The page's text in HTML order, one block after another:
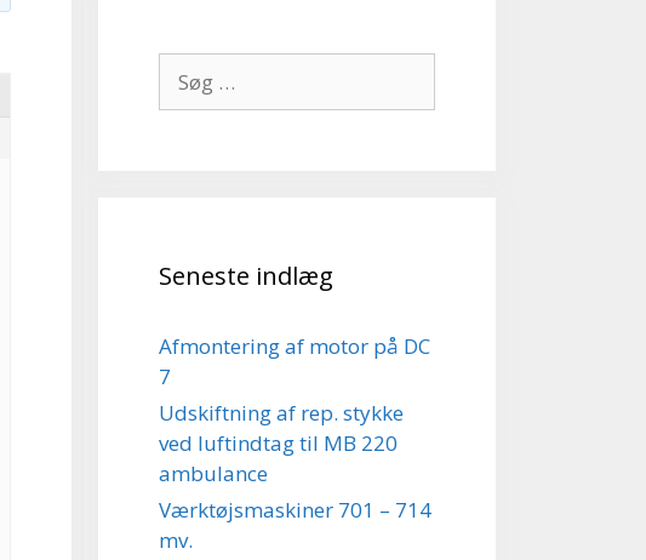
efter:
Seneste indlæg
Afmontering af motor på DC
7
Udskiftning af rep. stykke
ved luftindtag til MB 220
ambulance
Værktøjsmaskiner 701 – 714
mv.